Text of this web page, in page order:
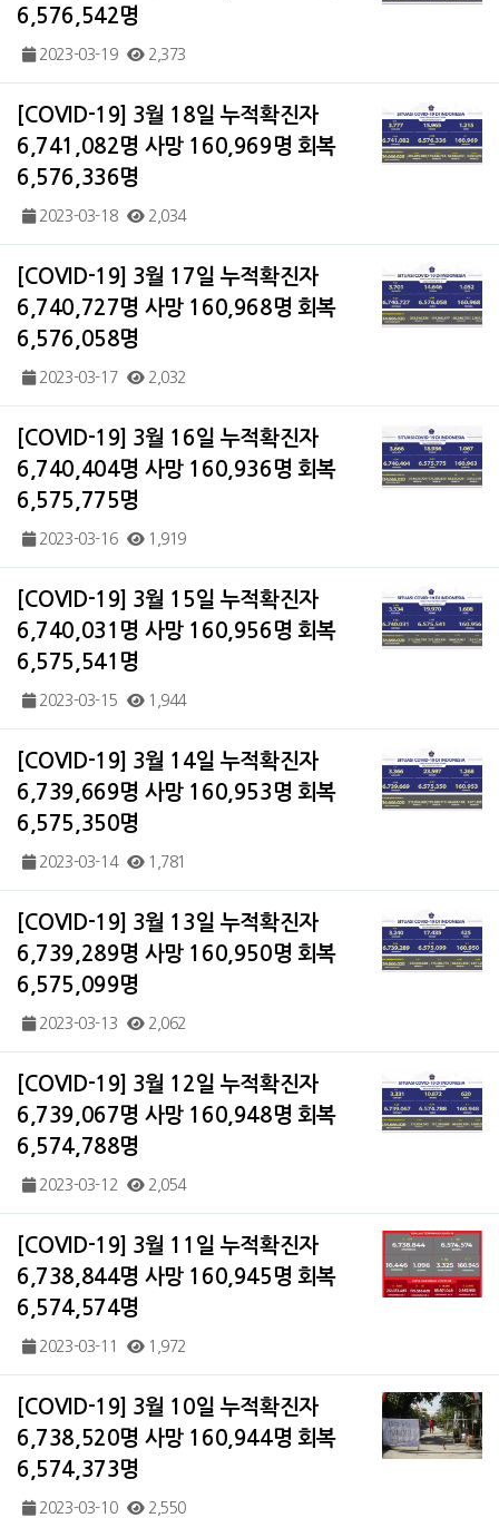
6,576,542명
2023-03-19 2,373
[COVID-19] 3월 18일 누적확진자
6,741,082명 사망 160,969명 회복
6,576,336명
2023-03-18 2,034
[COVID-19] 3월 17일 누적확진자
6,740,727명 사망 160,968명 회복
6,576,058명
2023-03-17 2,032
[COVID-19] 3월 16일 누적확진자
6,740,404명 사망 160,936명 회복
6,575,775명
2023-03-16 1,919
[COVID-19] 3월 15일 누적확진자
6,740,031명 사망 160,956명 회복
6,575,541명
2023-03-15 1,944
[COVID-19] 3월 14일 누적확진자
6,739,669명 사망 160,953명 회복
6,575,350명
2023-03-14 1,781
[COVID-19] 3월 13일 누적확진자
6,739,289명 사망 160,950명 회복
6,575,099명
2023-03-13 2,062
[COVID-19] 3월 12일 누적확진자
6,739,067명 사망 160,948명 회복
6,574,788명
2023-03-12 2,054
[COVID-19] 3월 11일 누적확진자
6,738,844명 사망 160,945명 회복
6,574,574명
2023-03-11 1,972
[COVID-19] 3월 10일 누적확진자
6,738,520명 사망 160,944명 회복
6,574,373명
2023-03-10 2,550